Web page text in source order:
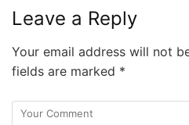
Leave a Reply
Your email address will not
fields are marked *